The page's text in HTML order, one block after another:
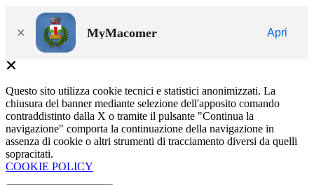
× MyMacomer Apri
Questo sito utilizza cookie tecnici e statistici anonimizzati. La
chiusura del banner mediante selezione dell'apposito comando
contraddistinto dalla X o tramite il pulsante "Continua la
navigazione" comporta la continuazione della navigazione in
assenza di cookie o altri strumenti di tracciamento diversi da quelli
sopracitati.
COOKIE POLICY